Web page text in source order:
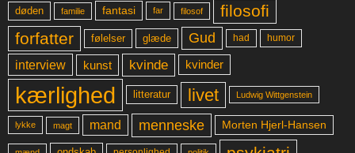
døden familie fantasi far filosof
filosofi
forfatter
følelser glæde Gud had humor
interview kunst kvinde kvinder
kærlighed litteratur livet Ludwig Wittgenstein
lykke magt mand menneske Morten Hjerl-Hansen